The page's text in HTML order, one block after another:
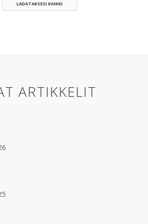
LADATAKSESI KAIKKI
ARTIKKELIT